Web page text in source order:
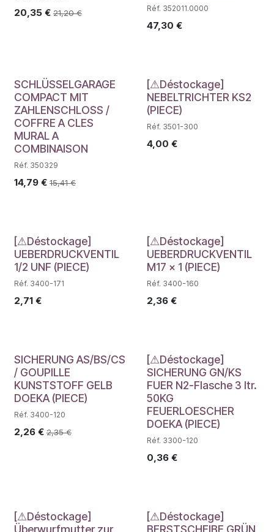
20,35 € 21,20€ Réf. 352011.0000
47,30 €
SCHLÜSSELGARAGE
COMPACT MIT
ZAHLENSCHLOSS /
COFFRE A CLES
MURAL A
COMBINAISON
Réf. 350329
14,79 € 15,41€
Déstockage
[⚠Déstockage]
NEBELTRICHTER KS2
(PIECE)
Réf. 3501-300
4,00 €
Déstockage
[⚠Déstockage]
UEBERDRUCKVENTIL
1/2 UNF (PIECE)
Réf. 3400-171
2,71 €
Déstockage
[⚠Déstockage]
UEBERDRUCKVENTIL
M17 x 1 (PIECE)
Réf. 3400-160
2,36€
SICHERUNG AS/BS/CS
/ GOUPILLE
KUNSTSTOFF GELB
DOEKA (PIECE)
Réf. 3400-120
2,26 € 2,35€
Déstockage
[⚠Déstockage]
SICHERUNG GN/KS
FUER N2-Flasche 3 ltr.
50KG
FEUERLOESCHER
DOEKA (PIECE)
Réf. 3300-120
0,36€
[⚠Déstockage]
Überwurfmutter zur
[⚠Déstockage]
BERSTSCHEIBE GRÜN